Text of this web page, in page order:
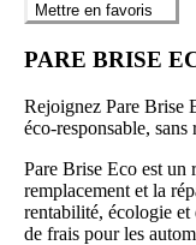
Mettre en favoris
PARE BRISE
Rejoignez Pare Brise
éco-responsable,
Pare Brise Eco est un
remplacement et la
rentabilité, écologie et
de frais pour les